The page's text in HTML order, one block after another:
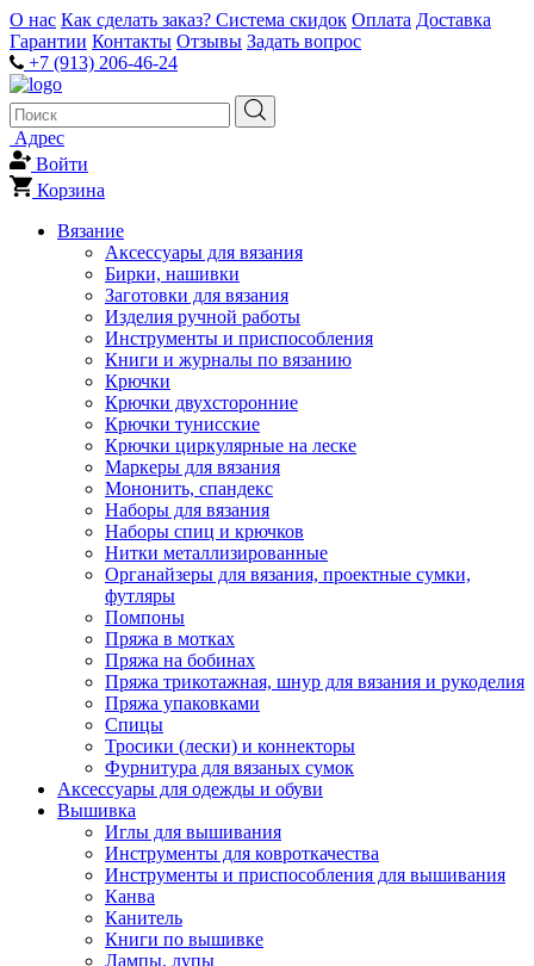
О нас Как сделать заказ? Система скидок Оплата Доставка
Гарантии Контакты Отзывы Задать вопрос
+7 (913) 206-46-24
Адрес
Войти
Корзина
Вязание
Аксессуары для вязания
Бирки, нашивки
Заготовки для вязания
Изделия ручной работы
Инструменты и приспособления
Книги и журналы по вязанию
Крючки
Крючки двухсторонние
Крючки тунисские
Крючки циркулярные на леске
Маркеры для вязания
Мононить, спандекс
Наборы для вязания
Наборы спиц и крючков
Нитки металлизированные
Органайзеры для вязания, проектные сумки,
футляры
Помпоны
Пряжа в мотках
Пряжа на бобинах
Пряжа трикотажная, шнур для вязания и рукоделия
Пряжа упаковками
Спицы
Тросики (лески) и коннекторы
Фурнитура для вязаных сумок
Аксессуары для одежды и обуви
Вышивка
Иглы для вышивания
Инструменты для ковроткачества
Инструменты и приспособления для вышивания
Канва
Канитель
Книги по вышивке
Лампы, лупы